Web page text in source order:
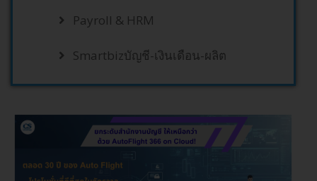
Payroll & HRM
Smartbizบัญชี-เงินเดือน-ผลิต